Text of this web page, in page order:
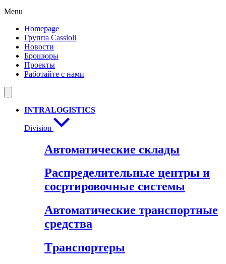
Menu
Homepage
Группа Cassioli
Новости
Брошюры
Проекты
Работайте с нами
INTRALOGISTICS
Division
Автоматические склады
Распределительные центры и
сосртировочные системы
Автоматические транспортные
средства
Tранспортеры